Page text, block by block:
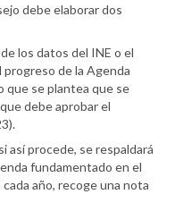
debe elaborar dos
los datos del INE o el
de la Agenda
que se plantea que se
debe aprobar el
así procede, se respaldará
fundamentado en el
año, recoge una nota